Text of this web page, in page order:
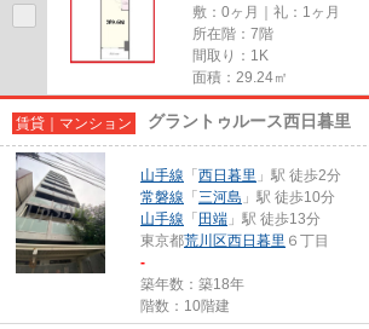
敷：0ヶ月｜礼：1ヶ月
所在階：7階
間取り：1K
面積：29.24㎡
賃貸｜マンション グラントゥルース西日暮里
山手線 「 西日暮里 」駅 徒歩2分
常磐線 「 三河島 」駅 徒歩10分
山手線 「 田端 」駅 徒歩13分
東京都荒川区西日暮里 ６丁目
-
築年数：築18年
階数：10階建